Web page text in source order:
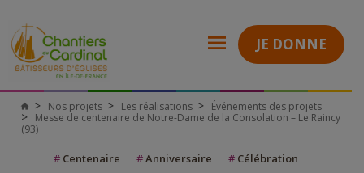
JE DONNE
Nos projets Les réalisations
Événements des projets
Messe de centenaire de Notre-Dame de la Consolation – Le Raincy
(93)
# Centenaire #Anniversaire # Célébration